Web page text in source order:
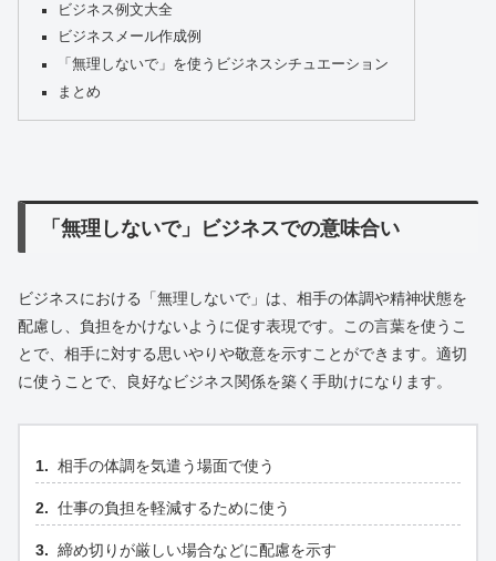
ビジネス例文大全
ビジネスメール作成例
「無理しないで」を使うビジネスシチュエーション
まとめ
「無理しないで」ビジネスでの意味合い
ビジネスにおける「無理しないで」は、相手の体調や精神状態を
配慮し、負担をかけないように促す表現です。この言葉を使うこ
とで、相手に対する思いやりや敬意を示すことができます。適切
に使うことで、良好なビジネス関係を築く手助けになります。
相手の体調を気遣う場面で使う
仕事の負担を軽減するために使う
締め切りが厳しい場合などに配慮を示す